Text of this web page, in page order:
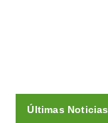
Últimas Noticias